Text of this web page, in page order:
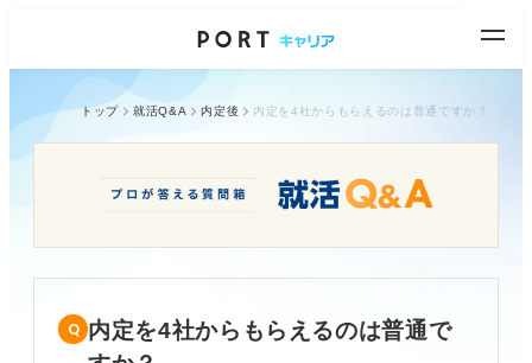
トップ 就活Q&A 内定後 内定を4社からもらえるのは普通ですか？
内定を4社からもらえるのは普通で